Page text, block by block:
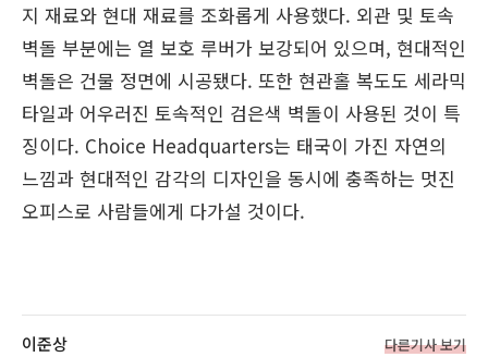
지 재료와 현대 재료를 조화롭게 사용했다. 외관 및 토속
벽돌 부분에는 열 보호 루버가 보강되어 있으며, 현대적인
벽돌은 건물 정면에 시공됐다. 또한 현관홀 복도도 세라믹
타일과 어우러진 토속적인 검은색 벽돌이 사용된 것이 특
징이다. Choice Headquarters는 태국이 가진 자연의
느낌과 현대적인 감각의 디자인을 동시에 충족하는 멋진
오피스로 사람들에게 다가설 것이다.
이준상 다른기사 보기